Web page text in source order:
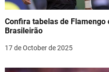
Confira tabelas de
Brasileirão
17 de October de 2025